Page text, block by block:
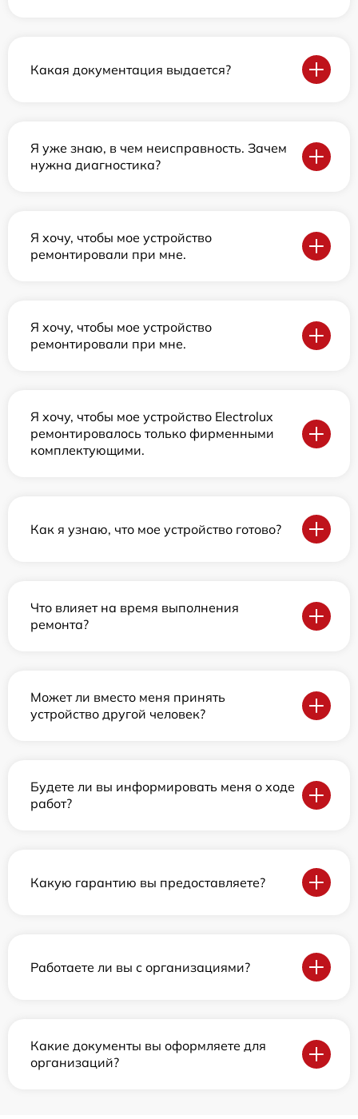
Какая документация выдается?
Я уже знаю, в чем неисправность. Зачем
нужна диагностика?
Я хочу, чтобы мое устройство
ремонтировали при мне.
Я хочу, чтобы мое устройство
ремонтировали при мне.
Я хочу, чтобы мое устройство Electrolux
ремонтировалось только фирменными
комплектующими.
Как я узнаю, что мое устройство готово?
Что влияет на время выполнения
ремонта?
Может ли вместо меня принять
устройство другой человек?
Будете ли вы информировать меня о ходе
работ?
Какую гарантию вы предоставляете?
Работаете ли вы с организациями?
Какие документы вы оформляете для
организаций?